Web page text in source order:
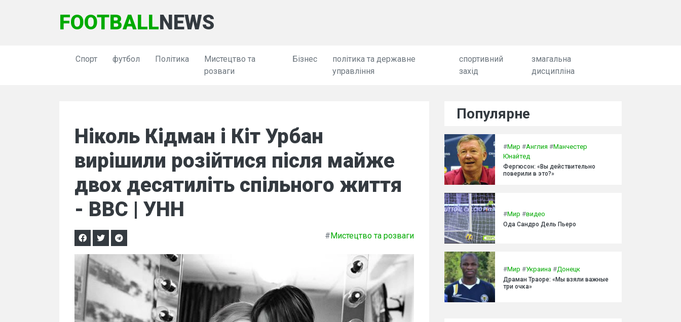
FOOTBALLNEWS
Спорт футбол Політика
Мистецтво та
розваги
Бізнес
політика та державне
управління
спортивний
захід
змагальна
дисципліна
Ніколь Кідман і Кіт Урбан
вирішили розійтися після майже
двох десятиліть спільного життя
- BBC | УНН
#Мистецтво та розваги
Популярне
#Мир #Англия #Манчестер
Юнайтед
Фергюсон: «Вы действительно
поверили в это?»
#Мир #видео
Ода Сандро Дель Пьеро
#Мир #Украина #Донецк
Драман Траоре: «Мы взяли важные
три очка»